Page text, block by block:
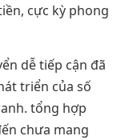
cực kỳ phong
dễ tiếp cận đã
triển của số
tổng hợp
chưa mang